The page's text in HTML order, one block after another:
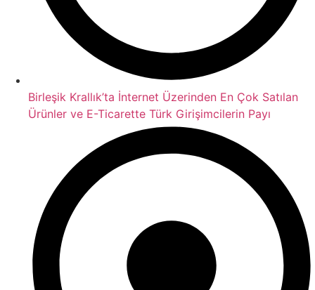
Birleşik Krallık’ta İnternet Üzerinden En Çok Satılan
Ürünler ve E-Ticarette Türk Girişimcilerin Payı